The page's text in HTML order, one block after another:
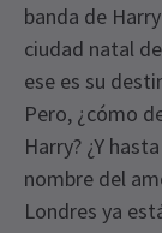
banda de
ciudad natal
ese es su
Pero, ¿cómo
Harry? ¿Y
nombre del
Londres ya